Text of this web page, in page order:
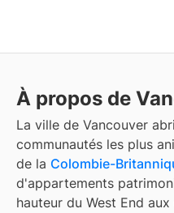
À propos de
La ville de Vancouver
communautés les plus
de la Colombie-
d'appartements
hauteur du West End